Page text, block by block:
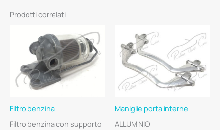
Prodotti correlati
Filtro benzina
Filtro benzina con supporto
Maniglie porta interne
ALLUMINIO